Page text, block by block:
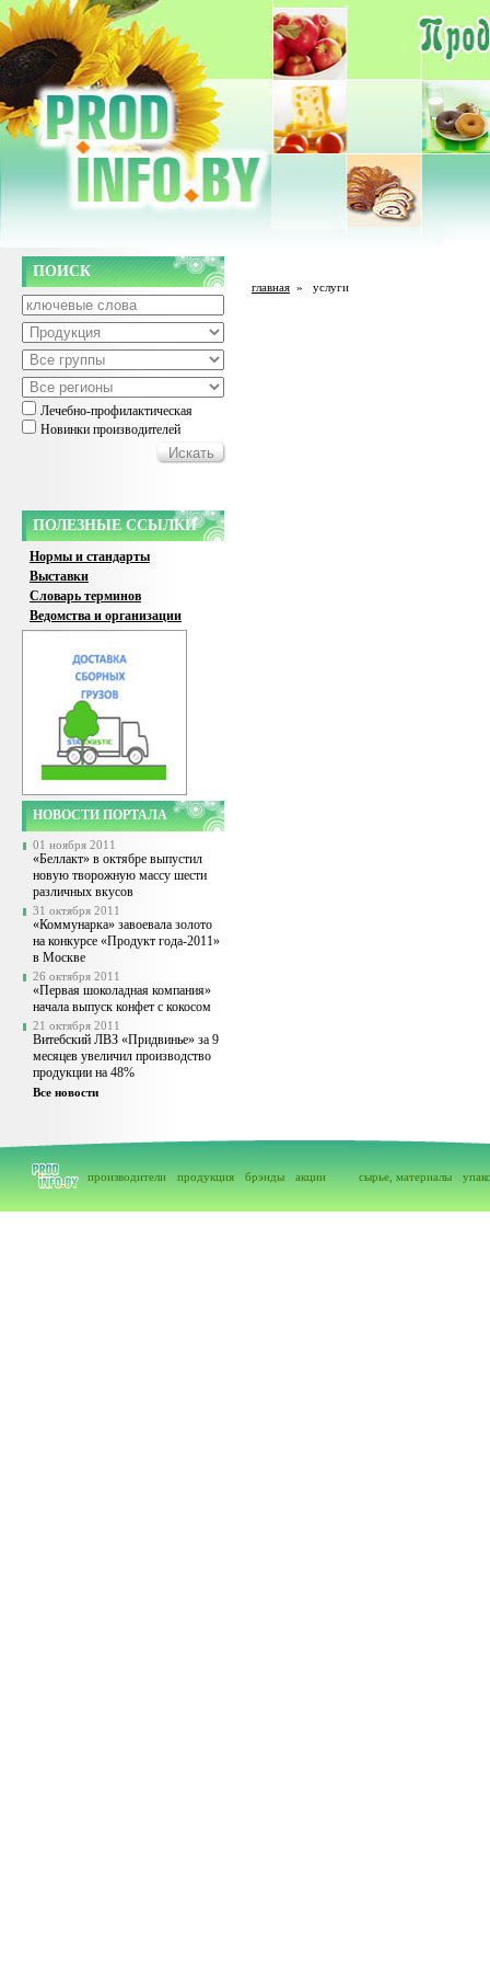
ПОИСК
Лечебно-профилактическая
Новинки производителей
ПОЛЕЗНЫЕ ССЫЛКИ
Нормы и стандарты
Выставки
Словарь терминов
Ведомства и организации
НОВОСТИ ПОРТАЛА
01 ноября 2011
«Беллакт» в октябре выпустил
новую творожную массу шести
различных вкусов
31 октября 2011
«Коммунарка» завоевала золото
на конкурсе «Продукт года-2011»
в Москве
26 октября 2011
«Первая шоколадная компания»
начала выпуск конфет с кокосом
21 октября 2011
Витебский ЛВЗ «Придвинье» за 9
месяцев увеличил производство
продукции на 48%
Все новости
главная » услуги
производители продукция брэнды акции сырье, материалы